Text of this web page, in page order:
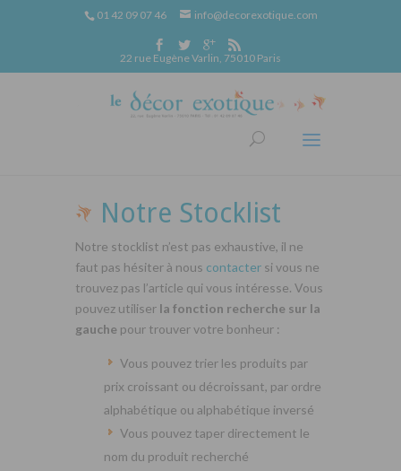
01 42 09 07 46 info@decorexotique.com
22 rue Eugène Varlin, 75010 Paris
Notre Stocklist
Notre stocklist n’est pas exhaustive, il ne
faut pas hésiter à nous contacter si vous ne
trouvez pas l’article qui vous intéresse. Vous
pouvez utiliser la fonction recherche sur la
gauche pour trouver votre bonheur :
Vous pouvez trier les produits par
prix croissant ou décroissant, par ordre
alphabétique ou alphabétique inversé
Vous pouvez taper directement le
nom du produit recherché